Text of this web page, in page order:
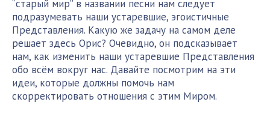
“старый мир” в названии песни нам следует
подразумевать наши устаревшие, эгоистичные
Представления. Какую же задачу на самом деле
решает здесь Орис? Очевидно, он подсказывает
нам, как изменить наши устаревшие Представления
обо всём вокруг нас. Давайте посмотрим на эти
идеи, которые должны помочь нам
скорректировать отношения с этим Миром.